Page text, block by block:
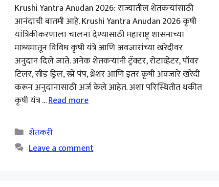
Krushi Yantra Anudan 2026: राज्यातील शेतकऱ्यांसाठी
आनंदाची बातमी आहे. Krushi Yantra Anudan 2026 कृषी
यांत्रिकीकरणाला चालना देण्यासाठी महाराष्ट्र शासनाच्या
माध्यमातून विविध कृषी यंत्रे आणि अवजारांच्या खरेदीवर
अनुदान दिले जाते. अनेक शेतकऱ्यांनी ट्रॅक्टर, रोटाव्हेटर, पॉवर
टिलर, सीड ड्रिल, स्प्रे पंप, थ्रेशर आणि इतर कृषी अवजारे खरेदी
करून अनुदानासाठी अर्ज केले आहेत. अशा परिस्थितीत थकीत
कृषी यंत्र …Read more
Categories
शेतकरी
Leave a comment